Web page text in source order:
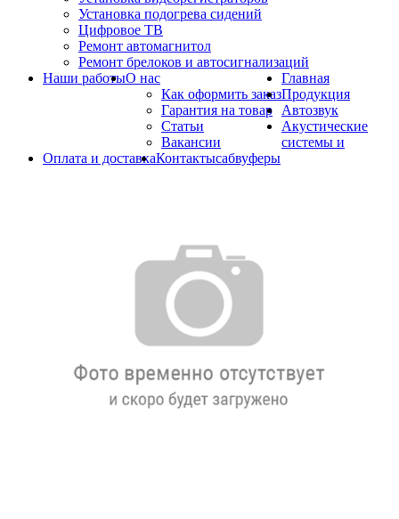
Установка подогрева сидений
Цифровое ТВ
Ремонт автомагнитол
Ремонт брелоков и автосигнализаций
Наши работыО нас
Как оформить заказ
Гарантия на товар
Статьи
Вакансии
Оплата и доставкаКонтакты
Главная
Продукция
Автозвук
Акустические
системы и
сабвуферы